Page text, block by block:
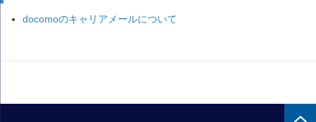
docomoのキャリアメールについて